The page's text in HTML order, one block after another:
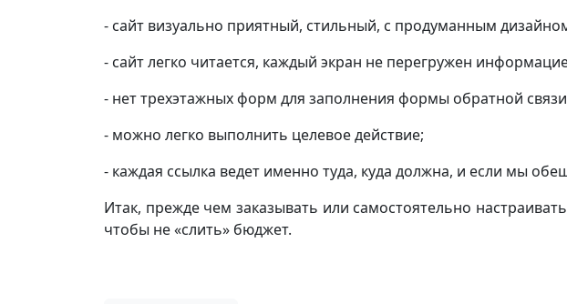
- сайт визуально приятный, стильный, с продуманным
- сайт легко читается, каждый экран не перегружен
- нет трехэтажных форм для заполнения формы обратной
- можно легко выполнить целевое действие;
- каждая ссылка ведет именно туда, куда должна, и если мы
Итак, прежде чем заказывать или самостоятельно
чтобы не «слить» бюджет.